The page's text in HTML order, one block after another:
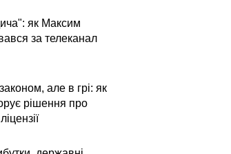
як Максим
за телеканал
але в грі: як
рішення про